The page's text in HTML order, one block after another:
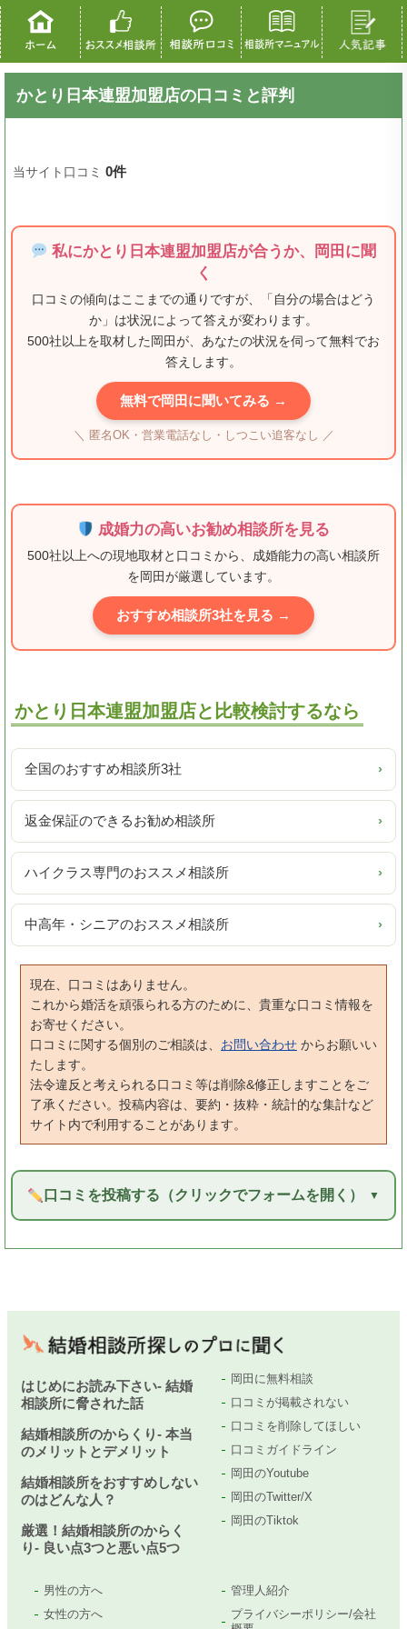
かとり日本連盟加盟店の口コミと評判
当サイト口コミ 0件
私にかとり日本連盟加盟店が合うか、岡田に聞
く
口コミの傾向はここまでの通りですが、「自分の場合はどう
か」は状況によって答えが変わります。
500社以上を取材した岡田が、あなたの状況を伺って無料でお
答えします。
無料で岡田に聞いてみる →
＼ 匿名OK・営業電話なし・しつこい追客なし ／
成婚力の高いお勧め相談所を見る
500社以上への現地取材と口コミから、成婚能力の高い相談所
を岡田が厳選しています。
おすすめ相談所3社を見る →
かとり日本連盟加盟店と比較検討するなら
全国のおすすめ相談所3社 ›
返金保証のできるお勧め相談所 ›
ハイクラス専門のおススメ相談所 ›
中高年・シニアのおススメ相談所 ›
現在、口コミはありません。
これから婚活を頑張られる方のために、貴重な口コミ情報を
お寄せください。
口コミに関する個別のご相談は、 お問い合わせ からお願いい
たします。
法令違反と考えられる口コミ等は削除&修正しますことをご
了承ください。投稿内容は、要約・抜粋・統計的な集計など
サイト内で利用することがあります。
口コミを投稿する（クリックでフォームを開く）
はじめにお読み下さい- 結婚
相談所に脅された話
結婚相談所のからくり- 本当
のメリットとデメリット
結婚相談所をおすすめしない
のはどんな人？
厳選！結婚相談所のからく
り- 良い点3つと悪い点5つ
岡田に無料相談
口コミが掲載されない
口コミを削除してほしい
口コミガイドライン
岡田のYoutube
岡田のTwitter/X
岡田のTiktok
男性の方へ
女性の方へ
管理人紹介
プライバシーポリシー/会社